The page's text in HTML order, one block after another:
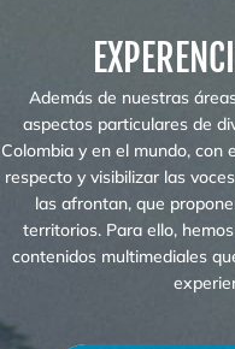
Además de nuestras
aspectos particulares de
Colombia y en el mundo, con
respecto y visibilizar las
las afrontan, que
territorios. Para ello,
contenidos multimediales